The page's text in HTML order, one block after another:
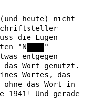
(und heute) nicht
die Lügen
"N████"
entgegen
das Wort genutzt.
Wortes, das
das Wort in
1941! Und gerade